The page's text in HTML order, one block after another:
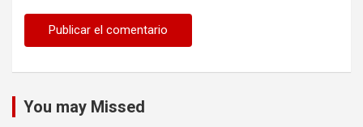
You may Missed